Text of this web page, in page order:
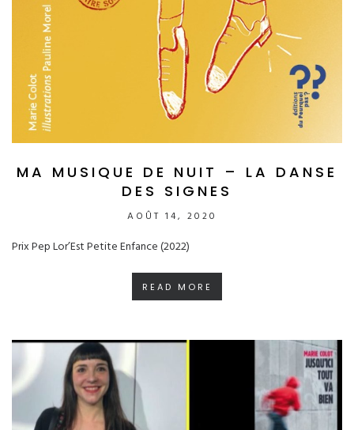
MA MUSIQUE DE NUIT – LA DANSE
DES SIGNES
AOÛT 14, 2020
Prix Pep Lor’Est Petite Enfance (2022)
READ MORE